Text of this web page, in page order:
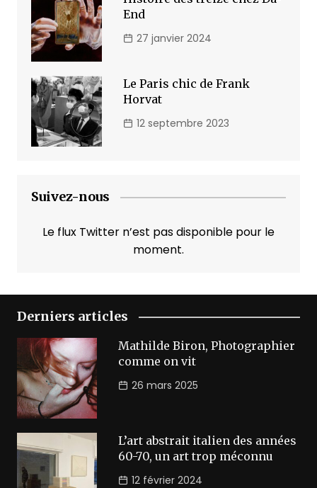
End
27 janvier 2024
Le Paris chic de Frank
Horvat
12 septembre 2023
Suivez-nous
Le flux Twitter n’est pas disponible pour le
moment.
Derniers articles
Mathilde Biron, Photographier
comme on vit
26 mars 2025
L’art abstrait italien des années
60-70, un art trop méconnu
12 février 2024